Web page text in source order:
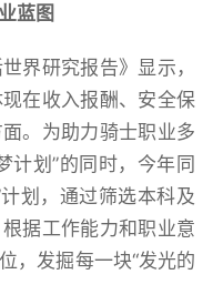
蓝图
界研究报告》显示，
在收入报酬、安全保
。为助力骑士职业多
计划”的同时，今年同
划，通过筛选本科及
据工作能力和职业意
，发掘每一块“发光的